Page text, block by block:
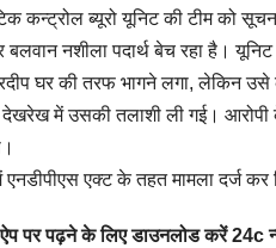
कन्ट्रोल ब्यूरो यूनिट की टीम को
बलवान नशीला पदार्थ बेच रहा है।
घर की तरफ भागने लगा, लेकिन उसे
देखरेख में उसकी तलाशी ली गई।
एक्ट के तहत मामला दर्ज कर
पर पढ़ने के लिए डाउनलोड करें 24c